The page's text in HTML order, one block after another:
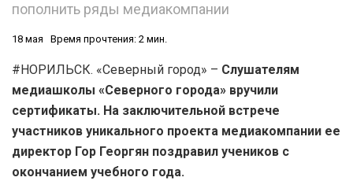
пополнить ряды медиакомпании
18 мая Время прочтения: 2 мин.
#НОРИЛЬСК. «Северный город» – Слушателям
медиашколы «Северного города» вручили
сертификаты. На заключительной встрече
участников уникального проекта медиакомпании ее
директор Гор Георгян поздравил учеников с
окончанием учебного года.